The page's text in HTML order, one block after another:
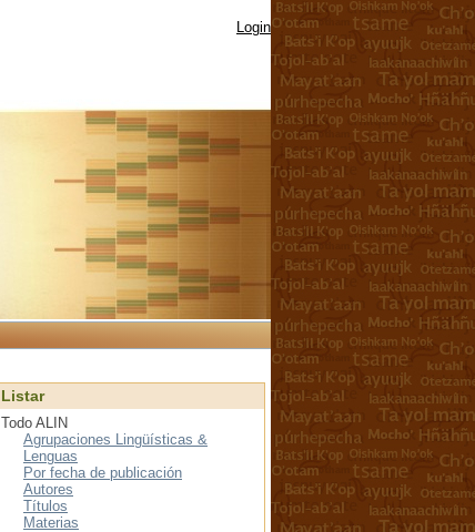
Login
Listar
Todo ALIN
Agrupaciones Lingüísticas &
Lenguas
Por fecha de publicación
Autores
Títulos
Materias